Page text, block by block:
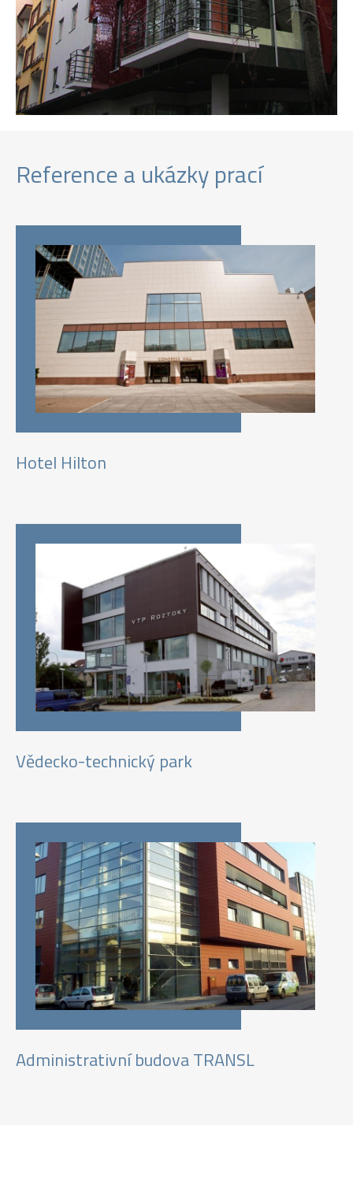
Reference a ukázky prací
Hotel Hilton
Vědecko-technický park
Administrativní budova TRANSL